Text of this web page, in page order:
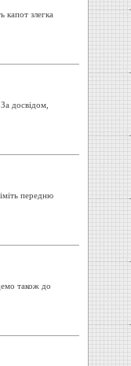
капот злегка
досвідом,
передню
також до